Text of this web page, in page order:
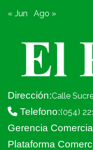
« Jun Ago »
Dirección:Calle
Telefono:(054)
Gerencia
Plataforma